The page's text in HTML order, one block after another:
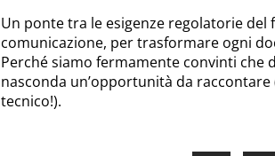
Un ponte tra le esigenze regolatorie del
comunicazione, per trasformare ogni
Perché siamo fermamente convinti
nasconda un’opportunità da
tecnico!).